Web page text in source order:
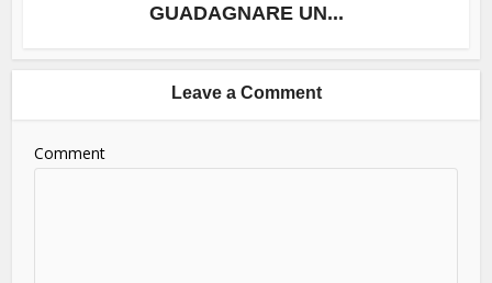
GUADAGNARE UN...
Leave a Comment
Comment